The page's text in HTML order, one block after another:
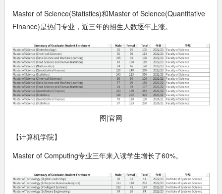
Master of Science(Statistics)和Master of Science(Quantitative
Finance)是热门专业，近三年的招生人数逐年上涨。
图|官网
【计算机学院】
Master of Computing专业三年来入读学生增长了60%。